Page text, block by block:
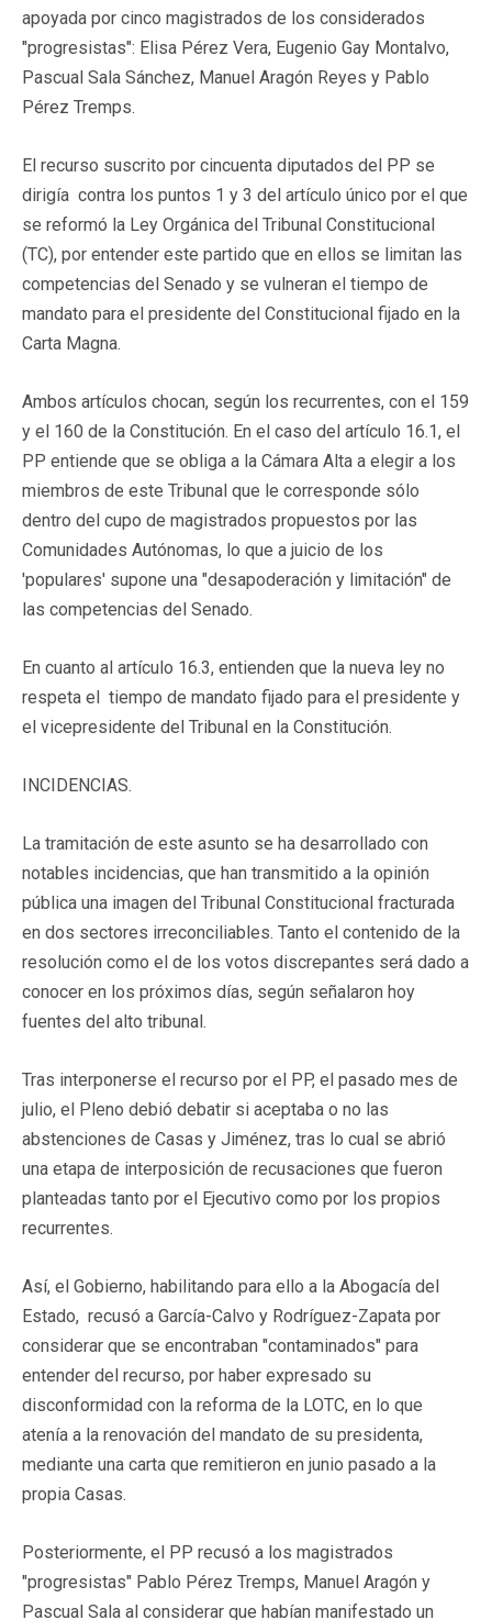
apoyada por cinco magistrados de los considerados
"progresistas": Elisa Pérez Vera, Eugenio Gay Montalvo,
Pascual Sala Sánchez, Manuel Aragón Reyes y Pablo
Pérez Tremps.
El recurso suscrito por cincuenta diputados del PP se
dirigía contra los puntos 1 y 3 del artículo único por el que
se reformó la Ley Orgánica del Tribunal Constitucional
(TC), por entender este partido que en ellos se limitan las
competencias del Senado y se vulneran el tiempo de
mandato para el presidente del Constitucional fijado en la
Carta Magna.
Ambos artículos chocan, según los recurrentes, con el 159
y el 160 de la Constitución. En el caso del artículo 16.1, el
PP entiende que se obliga a la Cámara Alta a elegir a los
miembros de este Tribunal que le corresponde sólo
dentro del cupo de magistrados propuestos por las
Comunidades Autónomas, lo que a juicio de los
'populares' supone una "desapoderación y limitación" de
las competencias del Senado.
En cuanto al artículo 16.3, entienden que la nueva ley no
respeta el tiempo de mandato fijado para el presidente y
el vicepresidente del Tribunal en la Constitución.
INCIDENCIAS.
La tramitación de este asunto se ha desarrollado con
notables incidencias, que han transmitido a la opinión
pública una imagen del Tribunal Constitucional fracturada
en dos sectores irreconciliables. Tanto el contenido de la
resolución como el de los votos discrepantes será dado a
conocer en los próximos días, según señalaron hoy
fuentes del alto tribunal.
Tras interponerse el recurso por el PP, el pasado mes de
julio, el Pleno debió debatir si aceptaba o no las
abstenciones de Casas y Jiménez, tras lo cual se abrió
una etapa de interposición de recusaciones que fueron
planteadas tanto por el Ejecutivo como por los propios
recurrentes.
Así, el Gobierno, habilitando para ello a la Abogacía del
Estado, recusó a García-Calvo y Rodríguez-Zapata por
considerar que se encontraban "contaminados" para
entender del recurso, por haber expresado su
disconformidad con la reforma de la LOTC, en lo que
atenía a la renovación del mandato de su presidenta,
mediante una carta que remitieron en junio pasado a la
propia Casas.
Posteriormente, el PP recusó a los magistrados
"progresistas" Pablo Pérez Tremps, Manuel Aragón y
Pascual Sala al considerar que habían manifestado un